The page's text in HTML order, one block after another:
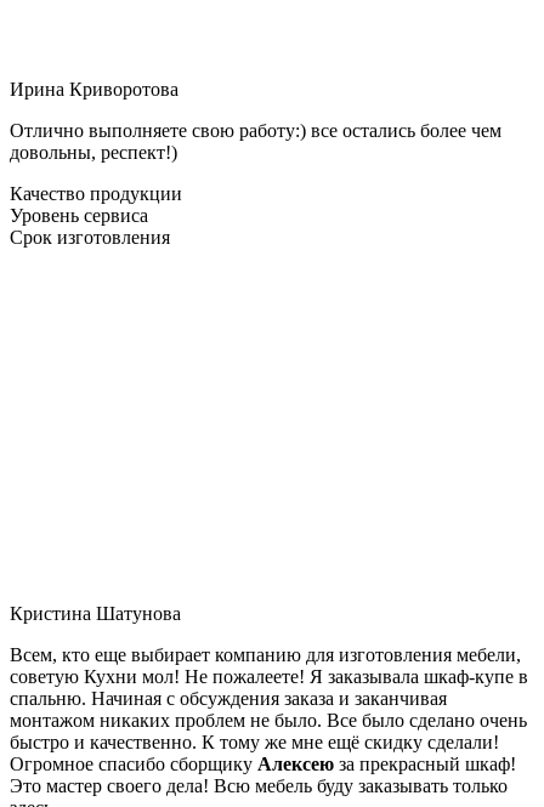
Ирина Криворотова
Отлично выполняете свою работу:) все остались более чем
довольны, респект!)
Качество продукции
Уровень сервиса
Срок изготовления
Кристина Шатунова
Всем, кто еще выбирает компанию для изготовления мебели,
советую Кухни мол! Не пожалеете! Я заказывала шкаф-купе в
спальню. Начиная с обсуждения заказа и заканчивая
монтажом никаких проблем не было. Все было сделано очень
быстро и качественно. К тому же мне ещё скидку сделали!
Огромное спасибо сборщику Алексею за прекрасный шкаф!
Это мастер своего дела! Всю мебель буду заказывать только